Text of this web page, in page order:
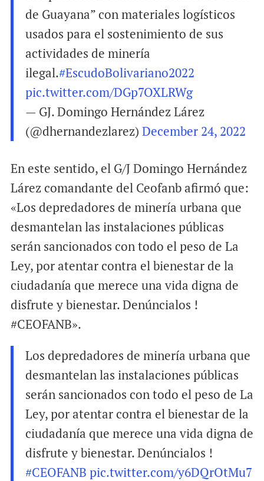
de Guayana” con materiales logísticos
usados para el sostenimiento de sus
actividades de minería
ilegal.#EscudoBolivariano2022
pic.twitter.com/DGp7OXLRWg
— GJ. Domingo Hernández Lárez
(@dhernandezlarez) December 24, 2022
En este sentido, el G/J Domingo Hernández
Lárez comandante del Ceofanb afirmó que:
«Los depredadores de minería urbana que
desmantelan las instalaciones públicas
serán sancionados con todo el peso de La
Ley, por atentar contra el bienestar de la
ciudadanía que merece una vida digna de
disfrute y bienestar. Denúncialos !
#CEOFANB».
Los depredadores de minería urbana que
desmantelan las instalaciones públicas
serán sancionados con todo el peso de La
Ley, por atentar contra el bienestar de la
ciudadanía que merece una vida digna de
disfrute y bienestar. Denúncialos !
#CEOFANB pic.twitter.com/y6DQrOtMu7